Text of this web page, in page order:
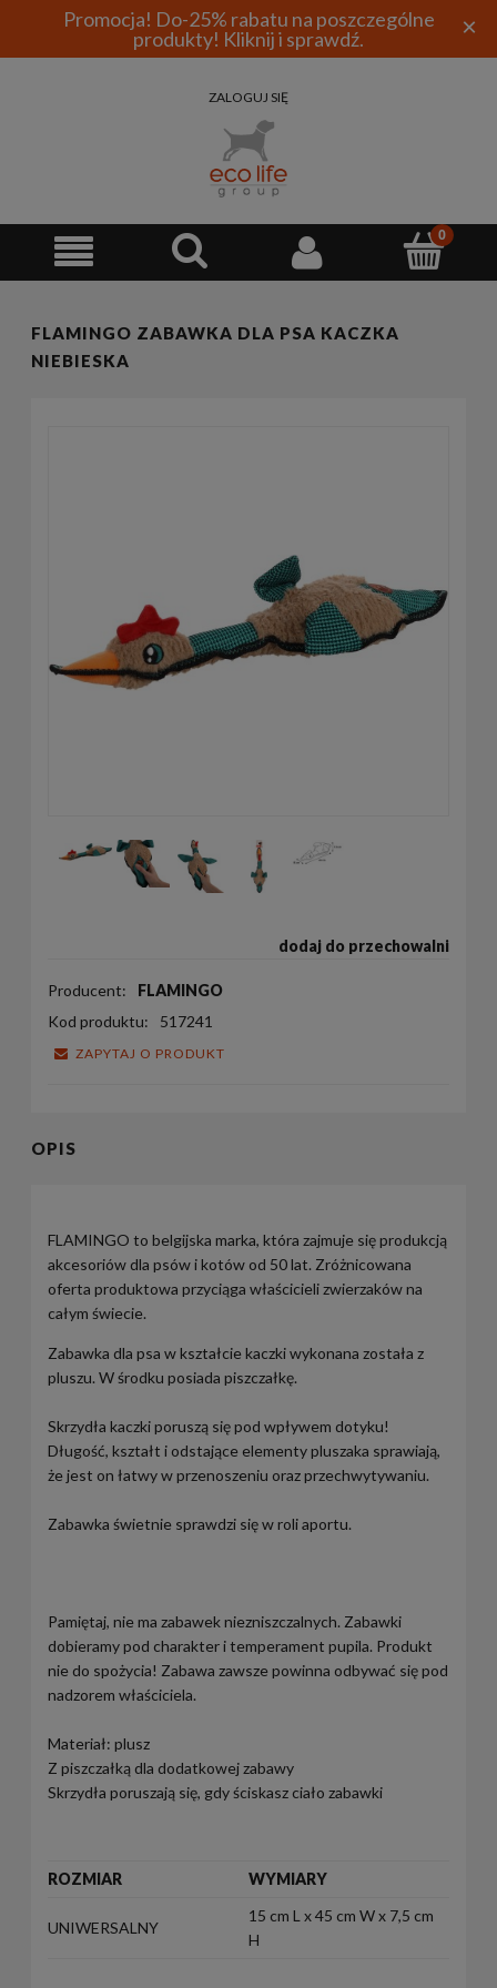
Promocja! Do-25% rabatu na poszczególne
produkty! Kliknij i sprawdź.
×
ZALOGUJ SIĘ
FLAMINGO ZABAWKA DLA PSA KACZKA
NIEBIESKA
dodaj do przechowalni
Producent:
FLAMINGO
Kod produktu:
517241
ZAPYTAJ O PRODUKT
OPIS
FLAMINGO to belgijska marka, która zajmuje się produkcją
akcesoriów dla psów i kotów od 50 lat. Zróżnicowana
oferta produktowa przyciąga właścicieli zwierzaków na
całym świecie.
Zabawka dla psa w kształcie kaczki wykonana została z
pluszu. W środku posiada piszczałkę.
Skrzydła kaczki poruszą się pod wpływem dotyku!
Długość, kształt i odstające elementy pluszaka sprawiają,
że jest on łatwy w przenoszeniu oraz przechwytywaniu.
Zabawka świetnie sprawdzi się w roli aportu.
Pamiętaj, nie ma zabawek niezniszczalnych. Zabawki
dobieramy pod charakter i temperament pupila. Produkt
nie do spożycia! Zabawa zawsze powinna odbywać się pod
nadzorem właściciela.
Materiał: plusz
Z piszczałką dla dodatkowej zabawy
Skrzydła poruszają się, gdy ściskasz ciało zabawki
ROZMIAR WYMIARY
UNIWERSALNY
15 cm L x 45 cm W x 7,5 cm
H